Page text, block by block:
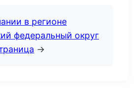
в регионе
федеральный округ
→